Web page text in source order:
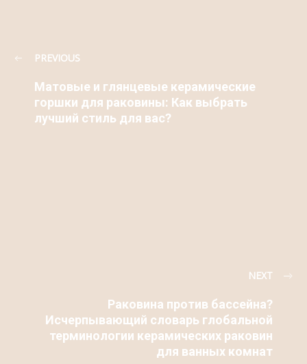
PREVIOUS
Матовые и глянцевые керамические
горшки для раковины: Как выбрать
лучший стиль для вас?
NEXT
Раковина против бассейна?
Исчерпывающий словарь глобальной
терминологии керамических раковин
для ванных комнат